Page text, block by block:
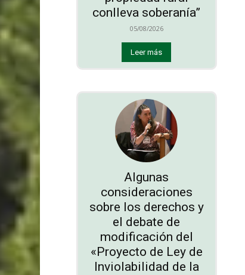
conlleva soberanía”
05/08/2026
Leer más
Algunas
consideraciones
sobre los derechos y
el debate de
modificación del
«Proyecto de Ley de
Inviolabilidad de la